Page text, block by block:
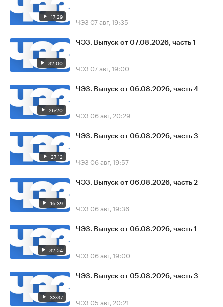
17:29 ЧЭЗ 07 авг, 19:35
32:00
ЧЭЗ. Выпуск от 07.08.2026, часть 1
ЧЭЗ 07 авг, 19:00
26:20
ЧЭЗ. Выпуск от 06.08.2026, часть 4
ЧЭЗ 06 авг, 20:29
27:12
ЧЭЗ. Выпуск от 06.08.2026, часть 3
ЧЭЗ 06 авг, 19:57
16:39
ЧЭЗ. Выпуск от 06.08.2026, часть 2
ЧЭЗ 06 авг, 19:36
32:54
ЧЭЗ. Выпуск от 06.08.2026, часть 1
ЧЭЗ 06 авг, 19:00
33:37
ЧЭЗ. Выпуск от 05.08.2026, часть 3
ЧЭЗ 05 авг, 20:21